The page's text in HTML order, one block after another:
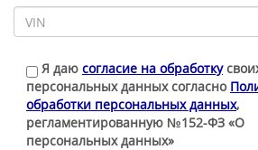
Я даю согласие на обработку
персональных данных согласно
обработки персональных данных,
регламентированную №152-ФЗ «О
персональных данных»